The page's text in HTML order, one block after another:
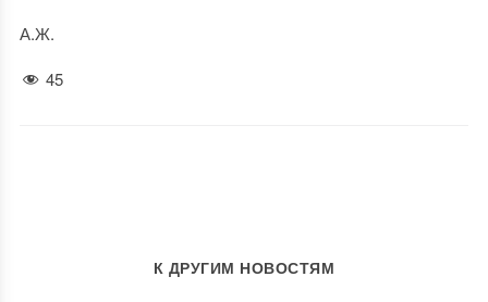
А.Ж.
45
К ДРУГИМ НОВОСТЯМ